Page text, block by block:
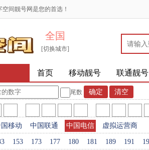
间靓号网是您的首选！
全国
[切换城市]
首页 移动靓号 联通靓号
尾数
移动 中国联通 中国电信 虚拟运营商
153 173 177 180 181 189 191